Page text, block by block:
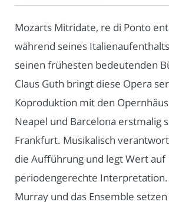
Mozarts Mitridate, re di Ponto
während seines
seinen frühesten bedeutenden
Claus Guth bringt diese Opera
Koproduktion mit den
Neapel und Barcelona erstmalig
Frankfurt. Musikalisch
die Aufführung und legt Wert auf
periodengerechte
Murray und das Ensemble